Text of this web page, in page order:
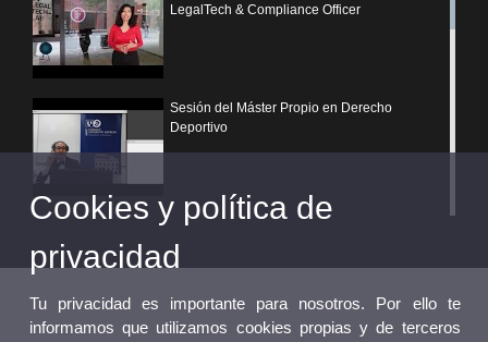
LegalTech & Compliance Officer
Sesión del Máster Propio en Derecho
Deportivo
¿Por qué elegir un postgrado propio de la
Universitat de València?
Cookies y política de
privacidad
Tu privacidad es importante para nosotros. Por ello te
informamos que utilizamos cookies propias y de terceros